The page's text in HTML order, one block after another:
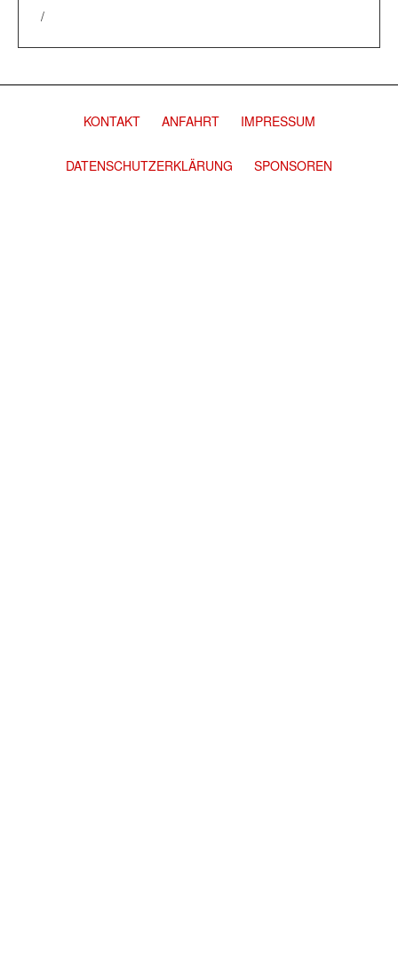
/
KONTAKT ANFAHRT IMPRESSUM
DATENSCHUTZERKLÄRUNG SPONSOREN